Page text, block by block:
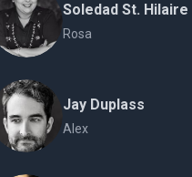
Soledad St. Hilaire
Rosa
Jay Duplass
Alex